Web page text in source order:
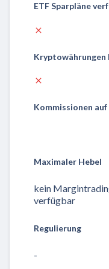
ETF Sparpläne
Kryptowährungen
Kommissionen
Maximaler Hebel
kein
verfügbar
Regulierung
-